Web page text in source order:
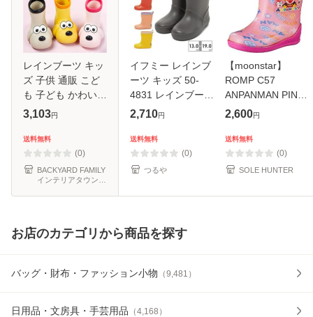
レインブーツ キッ
ズ 子供 通販 こど
も 子ども かわいい
可愛い オシャレ お
ズ用 子供用 長靴
キッズ長靴 長ぐつ
男の
3,103円
送料無料
(0)
BACKYARD FAMILY
インテリアタウン
店
イフミー レインブ
ーツ キッズ 50-
4831 レインブーツ
新作 IFME
2,710円
送料無料
(0)
つるや
【moonstar】
ROMP C57
ANPANMAN PINK
ムーンスター ロン
ン ピンク 子供靴
長靴 ベビー 防止
雨雪 梅雨 日本製
2,600円
送料無料
(0)
SOLE HUNTER
お店のカテゴリから商品を探す
バッグ・財布・ファッション小物 （9,481 ）
日用品・文房具・手芸用品 （4,168 ）